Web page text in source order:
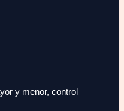
y menor, control